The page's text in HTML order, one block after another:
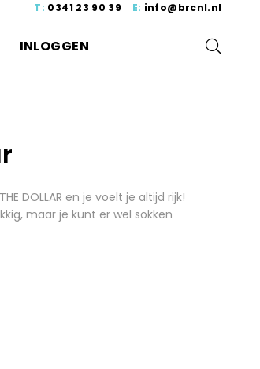
T: 0341 23 90 39 E: info@brcnl.nl
INLOGGEN
DOLLAR en je voelt je altijd rijk!
maar je kunt er wel sokken